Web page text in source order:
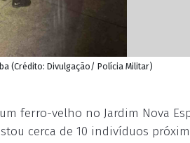
(Crédito: Divulgação/ Polícia Militar)
ferro-velho no Jardim Nova
cerca de 10 indivíduos